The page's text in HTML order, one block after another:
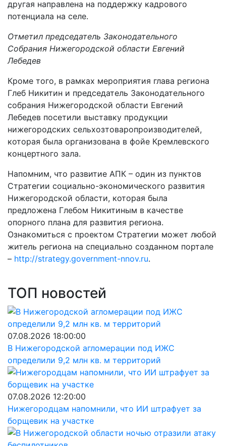
другая направлена на поддержку кадрового
потенциала на селе.
Отметил председатель Законодательного
Собрания Нижегородской области Евгений
Лебедев
Кроме того, в рамках мероприятия глава региона
Глеб Никитин и председатель Законодательного
собрания Нижегородской области Евгений
Лебедев посетили выставку продукции
нижегородских сельхозтоваропроизводителей,
которая была организована в фойе Кремлевского
концертного зала.
Напомним, что развитие АПК – один из пунктов
Стратегии социально-экономического развития
Нижегородской области, которая была
предложена Глебом Никитиным в качестве
опорного плана для развития региона.
Ознакомиться с проектом Стратегии может любой
житель региона на специально созданном портале
– http://strategy.government-nnov.ru.
ТОП новостей
07.08.2026 18:00:00
В Нижегородской агломерации под ИЖС
определили 9,2 млн кв. м территорий
07.08.2026 12:20:00
Нижегородцам напомнили, что ИИ штрафует за
борщевик на участке